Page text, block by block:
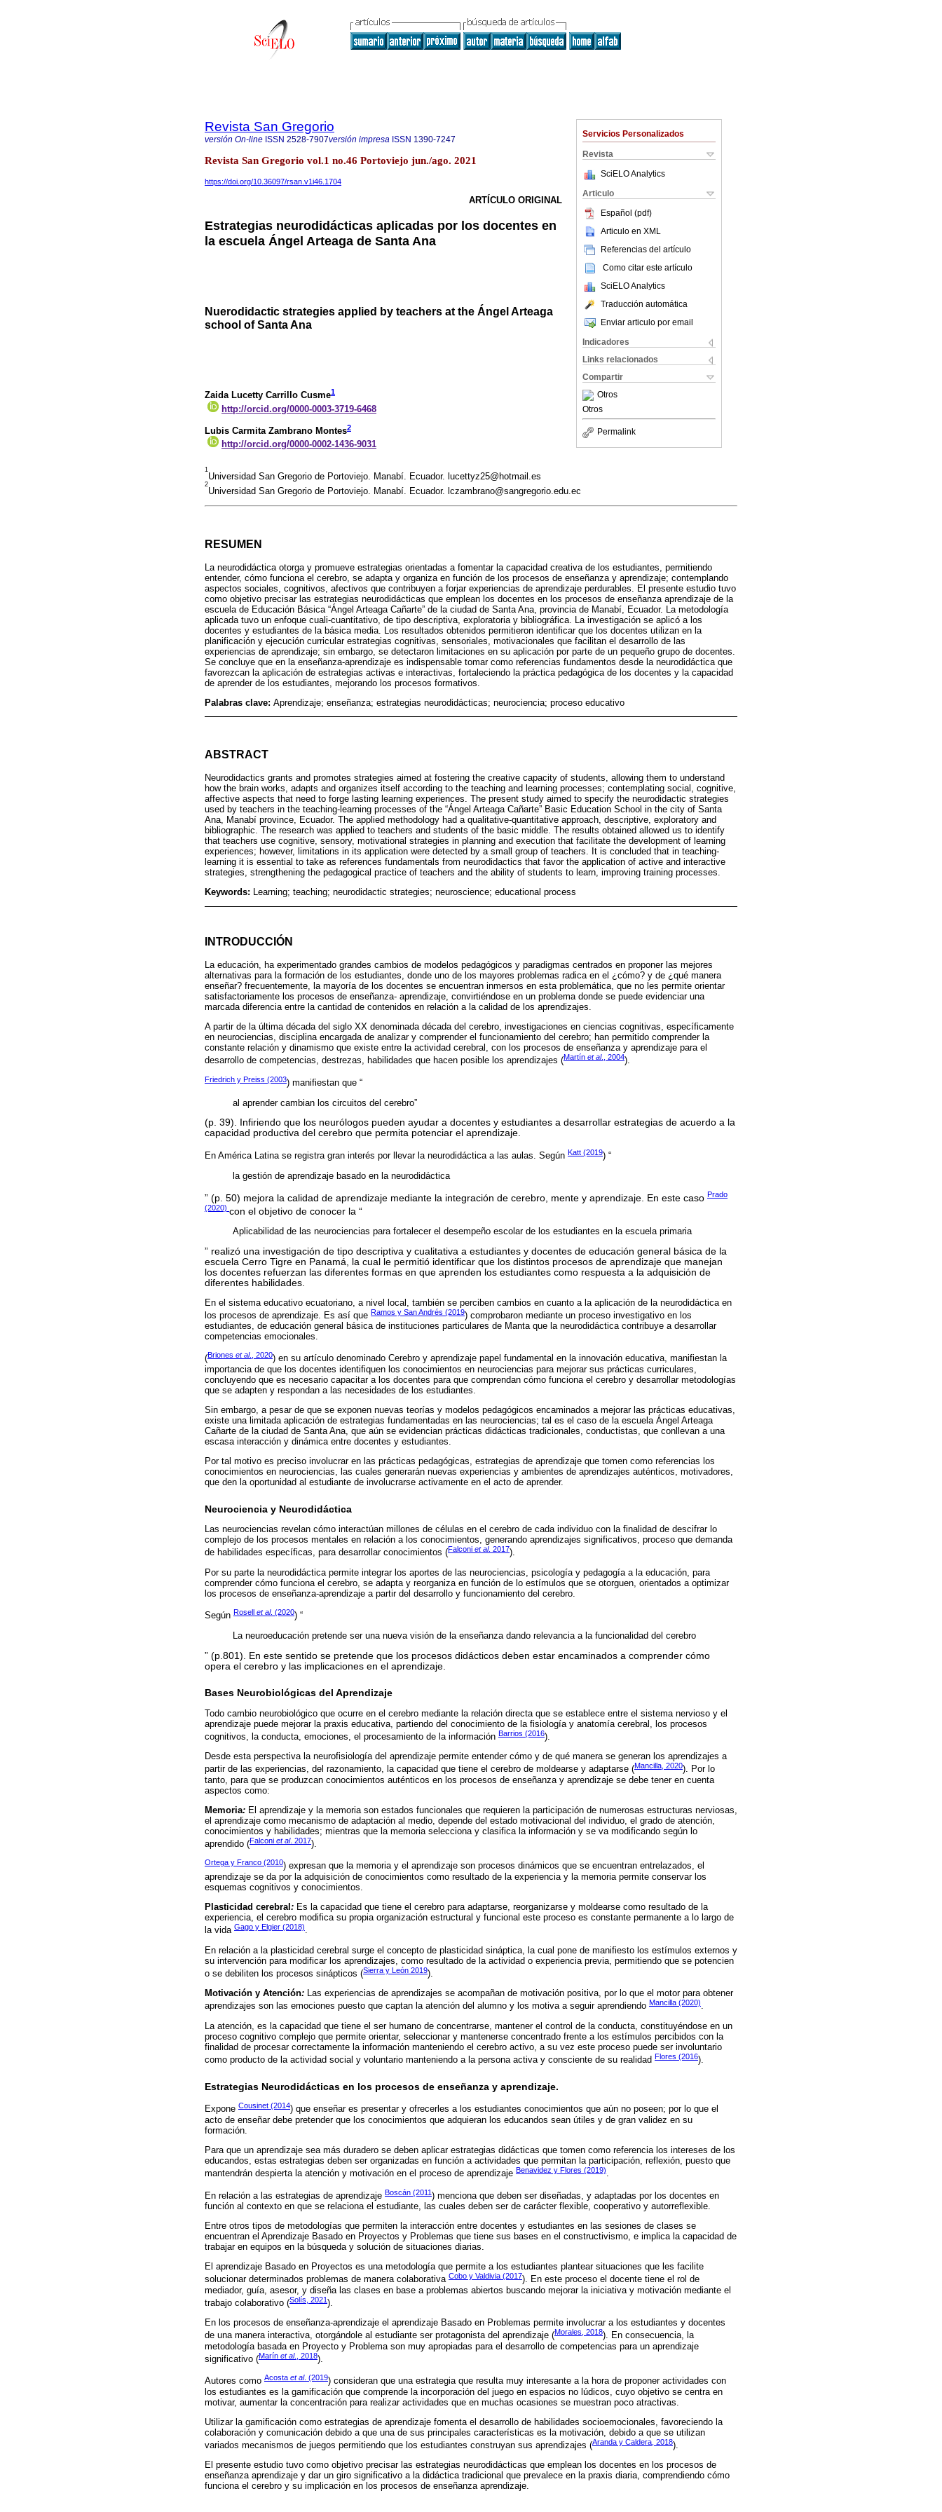
Servicios Personalizados
Revista
SciELO Analytics
Articulo
Español (pdf)
Articulo en XML
Referencias del artículo
Como citar este artículo
SciELO Analytics
Traducción automática
Enviar articulo por email
Indicadores
Links relacionados
Compartir
Otros
Otros
Permalink
Revista San Gregorio
versión On-line ISSN 2528-7907versión impresa ISSN 1390-7247
Revista San Gregorio vol.1 no.46 Portoviejo jun./ago. 2021
https://doi.org/10.36097/rsan.v1i46.1704
ARTÍCULO ORIGINAL
Estrategias neurodidácticas aplicadas por los docentes en
la escuela Ángel Arteaga de Santa Ana
Nuerodidactic strategies applied by teachers at the Ángel Arteaga
school of Santa Ana
Zaida Lucetty Carrillo Cusme1
http://orcid.org/0000-0003-3719-6468
Lubis Carmita Zambrano Montes2
http://orcid.org/0000-0002-1436-9031
1
Universidad San Gregorio de Portoviejo. Manabí. Ecuador. lucettyz25@hotmail.es
2
Universidad San Gregorio de Portoviejo. Manabí. Ecuador. lczambrano@sangregorio.edu.ec
RESUMEN
La neurodidáctica otorga y promueve estrategias orientadas a fomentar la capacidad creativa de los estudiantes, permitiendo
entender, cómo funciona el cerebro, se adapta y organiza en función de los procesos de enseñanza y aprendizaje; contemplando
aspectos sociales, cognitivos, afectivos que contribuyen a forjar experiencias de aprendizaje perdurables. El presente estudio tuvo
como objetivo precisar las estrategias neurodidácticas que emplean los docentes en los procesos de enseñanza aprendizaje de la
escuela de Educación Básica “Ángel Arteaga Cañarte” de la ciudad de Santa Ana, provincia de Manabí, Ecuador. La metodología
aplicada tuvo un enfoque cuali-cuantitativo, de tipo descriptiva, exploratoria y bibliográfica. La investigación se aplicó a los
docentes y estudiantes de la básica media. Los resultados obtenidos permitieron identificar que los docentes utilizan en la
planificación y ejecución curricular estrategias cognitivas, sensoriales, motivacionales que facilitan el desarrollo de las
experiencias de aprendizaje; sin embargo, se detectaron limitaciones en su aplicación por parte de un pequeño grupo de docentes.
Se concluye que en la enseñanza-aprendizaje es indispensable tomar como referencias fundamentos desde la neurodidáctica que
favorezcan la aplicación de estrategias activas e interactivas, fortaleciendo la práctica pedagógica de los docentes y la capacidad
de aprender de los estudiantes, mejorando los procesos formativos.
Palabras clave: Aprendizaje; enseñanza; estrategias neurodidácticas; neurociencia; proceso educativo
ABSTRACT
Neurodidactics grants and promotes strategies aimed at fostering the creative capacity of students, allowing them to understand
how the brain works, adapts and organizes itself according to the teaching and learning processes; contemplating social, cognitive,
affective aspects that need to forge lasting learning experiences. The present study aimed to specify the neurodidactic strategies
used by teachers in the teaching-learning processes of the “Ángel Arteaga Cañarte” Basic Education School in the city of Santa
Ana, Manabí province, Ecuador. The applied methodology had a qualitative-quantitative approach, descriptive, exploratory and
bibliographic. The research was applied to teachers and students of the basic middle. The results obtained allowed us to identify
that teachers use cognitive, sensory, motivational strategies in planning and execution that facilitate the development of learning
experiences; however, limitations in its application were detected by a small group of teachers. It is concluded that in teaching-
learning it is essential to take as references fundamentals from neurodidactics that favor the application of active and interactive
strategies, strengthening the pedagogical practice of teachers and the ability of students to learn, improving training processes.
Keywords: Learning; teaching; neurodidactic strategies; neuroscience; educational process
INTRODUCCIÓN
La educación, ha experimentado grandes cambios de modelos pedagógicos y paradigmas centrados en proponer las mejores
alternativas para la formación de los estudiantes, donde uno de los mayores problemas radica en el ¿cómo? y de ¿qué manera
enseñar? frecuentemente, la mayoría de los docentes se encuentran inmersos en esta problemática, que no les permite orientar
satisfactoriamente los procesos de enseñanza- aprendizaje, convirtiéndose en un problema donde se puede evidenciar una
marcada diferencia entre la cantidad de contenidos en relación a la calidad de los aprendizajes.
A partir de la última década del siglo XX denominada década del cerebro, investigaciones en ciencias cognitivas, específicamente
en neurociencias, disciplina encargada de analizar y comprender el funcionamiento del cerebro; han permitido comprender la
constante relación y dinamismo que existe entre la actividad cerebral, con los procesos de enseñanza y aprendizaje para el
desarrollo de competencias, destrezas, habilidades que hacen posible los aprendizajes (Martín et al., 2004).
Friedrich y Preiss (2003) manifiestan que “
al aprender cambian los circuitos del cerebro”
(p. 39). Infiriendo que los neurólogos pueden ayudar a docentes y estudiantes a desarrollar estrategias de acuerdo a la
capacidad productiva del cerebro que permita potenciar el aprendizaje.
En América Latina se registra gran interés por llevar la neurodidáctica a las aulas. Según Katt (2019) “
la gestión de aprendizaje basado en la neurodidáctica
” (p. 50) mejora la calidad de aprendizaje mediante la integración de cerebro, mente y aprendizaje. En este caso Prado
(2020) con el objetivo de conocer la “
Aplicabilidad de las neurociencias para fortalecer el desempeño escolar de los estudiantes en la escuela primaria
” realizó una investigación de tipo descriptiva y cualitativa a estudiantes y docentes de educación general básica de la
escuela Cerro Tigre en Panamá, la cual le permitió identificar que los distintos procesos de aprendizaje que manejan
los docentes refuerzan las diferentes formas en que aprenden los estudiantes como respuesta a la adquisición de
diferentes habilidades.
En el sistema educativo ecuatoriano, a nivel local, también se perciben cambios en cuanto a la aplicación de la neurodidáctica en
los procesos de aprendizaje. Es así que Ramos y San Andrés (2019) comprobaron mediante un proceso investigativo en los
estudiantes, de educación general básica de instituciones particulares de Manta que la neurodidáctica contribuye a desarrollar
competencias emocionales.
(Briones et al., 2020) en su artículo denominado Cerebro y aprendizaje papel fundamental en la innovación educativa, manifiestan la
importancia de que los docentes identifiquen los conocimientos en neurociencias para mejorar sus prácticas curriculares,
concluyendo que es necesario capacitar a los docentes para que comprendan cómo funciona el cerebro y desarrollar metodologías
que se adapten y respondan a las necesidades de los estudiantes.
Sin embargo, a pesar de que se exponen nuevas teorías y modelos pedagógicos encaminados a mejorar las prácticas educativas,
existe una limitada aplicación de estrategias fundamentadas en las neurociencias; tal es el caso de la escuela Ángel Arteaga
Cañarte de la ciudad de Santa Ana, que aún se evidencian prácticas didácticas tradicionales, conductistas, que conllevan a una
escasa interacción y dinámica entre docentes y estudiantes.
Por tal motivo es preciso involucrar en las prácticas pedagógicas, estrategias de aprendizaje que tomen como referencias los
conocimientos en neurociencias, las cuales generarán nuevas experiencias y ambientes de aprendizajes auténticos, motivadores,
que den la oportunidad al estudiante de involucrarse activamente en el acto de aprender.
Neurociencia y Neurodidáctica
Las neurociencias revelan cómo interactúan millones de células en el cerebro de cada individuo con la finalidad de descifrar lo
complejo de los procesos mentales en relación a los conocimientos, generando aprendizajes significativos, proceso que demanda
de habilidades específicas, para desarrollar conocimientos (Falconi et al. 2017).
Por su parte la neurodidáctica permite integrar los aportes de las neurociencias, psicología y pedagogía a la educación, para
comprender cómo funciona el cerebro, se adapta y reorganiza en función de lo estímulos que se otorguen, orientados a optimizar
los procesos de enseñanza-aprendizaje a partir del desarrollo y funcionamiento del cerebro.
Según Rosell et al. (2020) “
La neuroeducación pretende ser una nueva visión de la enseñanza dando relevancia a la funcionalidad del cerebro
” (p.801). En este sentido se pretende que los procesos didácticos deben estar encaminados a comprender cómo
opera el cerebro y las implicaciones en el aprendizaje.
Bases Neurobiológicas del Aprendizaje
Todo cambio neurobiológico que ocurre en el cerebro mediante la relación directa que se establece entre el sistema nervioso y el
aprendizaje puede mejorar la praxis educativa, partiendo del conocimiento de la fisiología y anatomía cerebral, los procesos
cognitivos, la conducta, emociones, el procesamiento de la información Barrios (2016).
Desde esta perspectiva la neurofisiología del aprendizaje permite entender cómo y de qué manera se generan los aprendizajes a
partir de las experiencias, del razonamiento, la capacidad que tiene el cerebro de moldearse y adaptarse (Mancilla, 2020). Por lo
tanto, para que se produzcan conocimientos auténticos en los procesos de enseñanza y aprendizaje se debe tener en cuenta
aspectos como:
Memoria: El aprendizaje y la memoria son estados funcionales que requieren la participación de numerosas estructuras nerviosas,
el aprendizaje como mecanismo de adaptación al medio, depende del estado motivacional del individuo, el grado de atención,
conocimientos y habilidades; mientras que la memoria selecciona y clasifica la información y se va modificando según lo
aprendido (Falconi et al. 2017).
Ortega y Franco (2010) expresan que la memoria y el aprendizaje son procesos dinámicos que se encuentran entrelazados, el
aprendizaje se da por la adquisición de conocimientos como resultado de la experiencia y la memoria permite conservar los
esquemas cognitivos y conocimientos.
Plasticidad cerebral : Es la capacidad que tiene el cerebro para adaptarse, reorganizarse y moldearse como resultado de la
experiencia, el cerebro modifica su propia organización estructural y funcional este proceso es constante permanente a lo largo de
la vida Gago y Elgier (2018).
En relación a la plasticidad cerebral surge el concepto de plasticidad sináptica, la cual pone de manifiesto los estímulos externos y
su intervención para modificar los aprendizajes, como resultado de la actividad o experiencia previa, permitiendo que se potencien
o se debiliten los procesos sinápticos (Sierra y León 2019).
Motivación y Atención: Las experiencias de aprendizajes se acompañan de motivación positiva, por lo que el motor para obtener
aprendizajes son las emociones puesto que captan la atención del alumno y los motiva a seguir aprendiendo Mancilla (2020).
La atención, es la capacidad que tiene el ser humano de concentrarse, mantener el control de la conducta, constituyéndose en un
proceso cognitivo complejo que permite orientar, seleccionar y mantenerse concentrado frente a los estímulos percibidos con la
finalidad de procesar correctamente la información manteniendo el cerebro activo, a su vez este proceso puede ser involuntario
como producto de la actividad social y voluntario manteniendo a la persona activa y consciente de su realidad Flores (2016).
Estrategias Neurodidácticas en los procesos de enseñanza y aprendizaje.
Expone Cousinet (2014) que enseñar es presentar y ofrecerles a los estudiantes conocimientos que aún no poseen; por lo que el
acto de enseñar debe pretender que los conocimientos que adquieran los educandos sean útiles y de gran validez en su
formación.
Para que un aprendizaje sea más duradero se deben aplicar estrategias didácticas que tomen como referencia los intereses de los
educandos, estas estrategias deben ser organizadas en función a actividades que permitan la participación, reflexión, puesto que
mantendrán despierta la atención y motivación en el proceso de aprendizaje Benavidez y Flores (2019).
En relación a las estrategias de aprendizaje Boscán (2011) menciona que deben ser diseñadas, y adaptadas por los docentes en
función al contexto en que se relaciona el estudiante, las cuales deben ser de carácter flexible, cooperativo y autorreflexible.
Entre otros tipos de metodologías que permiten la interacción entre docentes y estudiantes en las sesiones de clases se
encuentran el Aprendizaje Basado en Proyectos y Problemas que tiene sus bases en el constructivismo, e implica la capacidad de
trabajar en equipos en la búsqueda y solución de situaciones diarias.
El aprendizaje Basado en Proyectos es una metodología que permite a los estudiantes plantear situaciones que les facilite
solucionar determinados problemas de manera colaborativa Cobo y Valdivia (2017). En este proceso el docente tiene el rol de
mediador, guía, asesor, y diseña las clases en base a problemas abiertos buscando mejorar la iniciativa y motivación mediante el
trabajo colaborativo (Solís, 2021).
En los procesos de enseñanza-aprendizaje el aprendizaje Basado en Problemas permite involucrar a los estudiantes y docentes
de una manera interactiva, otorgándole al estudiante ser protagonista del aprendizaje (Morales, 2018). En consecuencia, la
metodología basada en Proyecto y Problema son muy apropiadas para el desarrollo de competencias para un aprendizaje
significativo (Marín et al., 2018).
Autores como Acosta et al. (2019) consideran que una estrategia que resulta muy interesante a la hora de proponer actividades con
los estudiantes es la gamificación que comprende la incorporación del juego en espacios no lúdicos, cuyo objetivo se centra en
motivar, aumentar la concentración para realizar actividades que en muchas ocasiones se muestran poco atractivas.
Utilizar la gamificación como estrategias de aprendizaje fomenta el desarrollo de habilidades socioemocionales, favoreciendo la
colaboración y comunicación debido a que una de sus principales características es la motivación, debido a que se utilizan
variados mecanismos de juegos permitiendo que los estudiantes construyan sus aprendizajes (Aranda y Caldera, 2018).
El presente estudio tuvo como objetivo precisar las estrategias neurodidácticas que emplean los docentes en los procesos de
enseñanza aprendizaje y dar un giro significativo a la didáctica tradicional que prevalece en la praxis diaria, comprendiendo cómo
funciona el cerebro y su implicación en los procesos de enseñanza aprendizaje.